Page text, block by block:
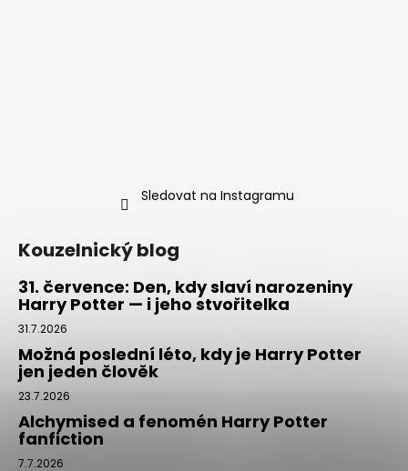
Sledovat na Instagramu
Kouzelnický blog
31. července: Den, kdy slaví narozeniny
Harry Potter — i jeho stvořitelka
31.7.2026
Možná poslední léto, kdy je Harry Potter
jen jeden člověk
23.7.2026
Alchymised a fenomén Harry Potter
fanfiction
7.7.2026